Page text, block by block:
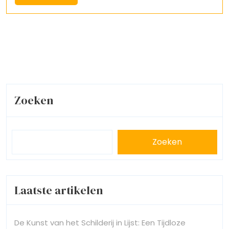
More
Zoeken
Zoeken
Laatste artikelen
De Kunst van het Schilderij in Lijst: Een Tijdloze